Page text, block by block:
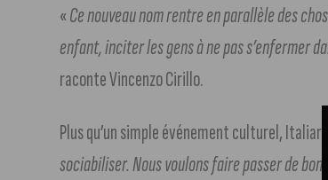
«Ce nouveau nom rentre en parallèle des
enfant, inciter les gens à ne pas s’enfermer
raconte Vincenzo Cirillo.
Plus qu’un simple événement culturel,
sociabiliser. Nous voulons faire passer de